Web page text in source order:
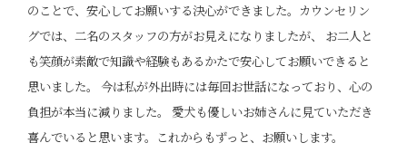
のことで、安心してお願いする決心ができました。カウンセリン
グでは、二名のスタッフの方がお見えになりましたが、 お二人と
も笑顔が素敵で知識や経験もあるかたで安心してお願いできると
思いました。 今は私が外出時には毎回お世話になっており、心の
負担が本当に減りました。 愛犬も優しいお姉さんに見ていただき
喜んでいると思います。これからもずっと、お願いします。